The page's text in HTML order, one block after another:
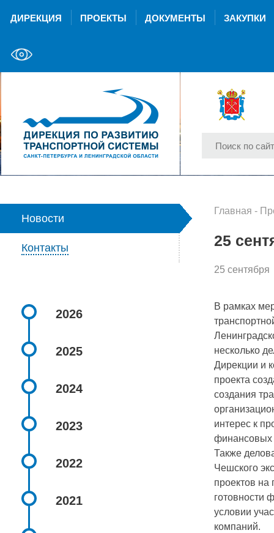
ДИРЕКЦИЯ ПРОЕКТЫ ДОКУМЕНТЫ ЗАКУПКИ
Новости
Контакты
2026
2025
2024
2023
2022
2021
Главная -
25
25 сентября
В рамках
несколько
Дирекции и
проекта
создания
интерес к
финансовых
Также
Чешского
проектов
готовности
условии
компаний.